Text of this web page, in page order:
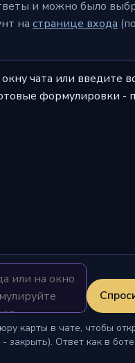
и можно было
на странице входа
чата или введите
формулировки -
карты в чате, чтобы
закрыть). Ответ как в